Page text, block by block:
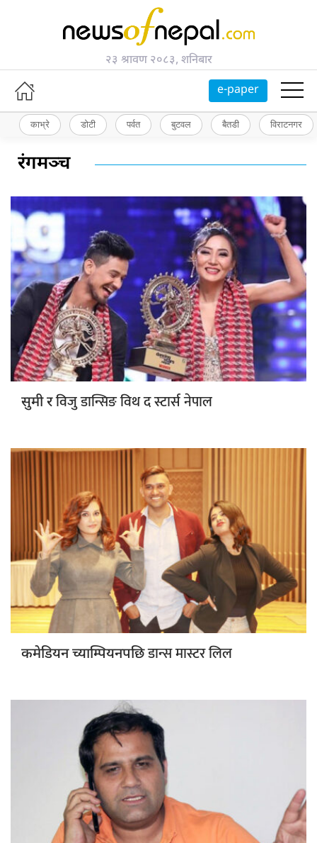
२३ श्रावण २०८३, शनिबार
e-paper
काभ्रे डोटी पर्वत बुटवल बैतडी विराटनगर
रंगमञ्च
सुमी रविजु डान्सिङ विथ द स्टार्स नेपाल
कमेडियन च्याम्पियनपछिडान्स मास्टर लिल